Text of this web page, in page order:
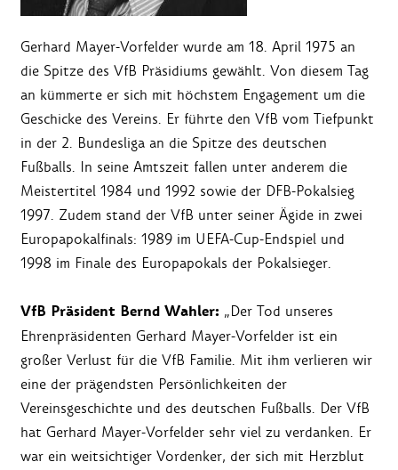
Gerhard Mayer-Vorfelder wurde am 18. April 1975 an
die Spitze des VfB Präsidiums gewählt. Von diesem Tag
an kümmerte er sich mit höchstem Engagement um die
Geschicke des Vereins. Er führte den VfB vom Tiefpunkt
in der 2. Bundesliga an die Spitze des deutschen
Fußballs. In seine Amtszeit fallen unter anderem die
Meistertitel 1984 und 1992 sowie der DFB-Pokalsieg
1997. Zudem stand der VfB unter seiner Ägide in zwei
Europapokalfinals: 1989 im UEFA-Cup-Endspiel und
1998 im Finale des Europapokals der Pokalsieger.
VfB Präsident Bernd Wahler: „Der Tod unseres
Ehrenpräsidenten Gerhard Mayer-Vorfelder ist ein
großer Verlust für die VfB Familie. Mit ihm verlieren wir
eine der prägendsten Persönlichkeiten der
Vereinsgeschichte und des deutschen Fußballs. Der VfB
hat Gerhard Mayer-Vorfelder sehr viel zu verdanken. Er
war ein weitsichtiger Vordenker, der sich mit Herzblut